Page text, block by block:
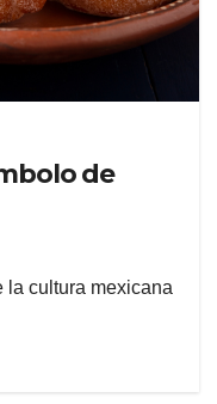
de
la cultura mexicana